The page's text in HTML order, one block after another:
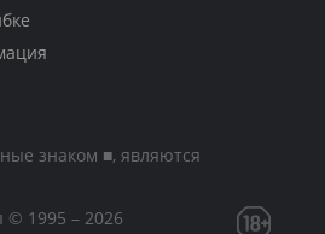
знаком ■, являются
1995 – 2026